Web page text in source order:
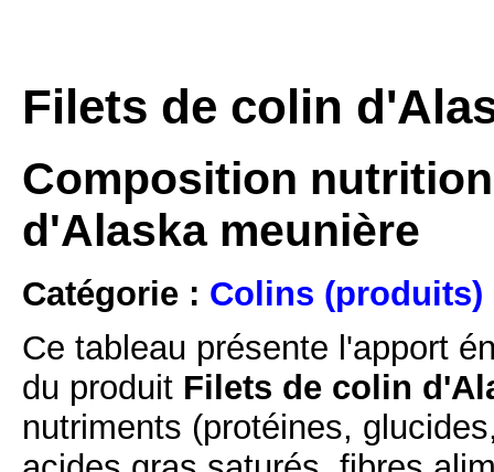
Filets de colin
Composition
d'Alaska meunière
Catégorie : Colins (produits)
Ce tableau présente l'apport
du produit Filets de colin
nutriments (protéines,